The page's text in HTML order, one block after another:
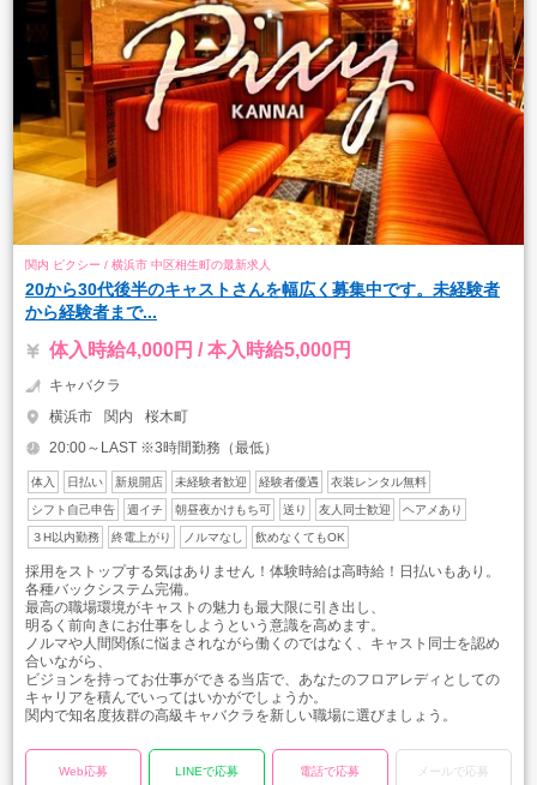
関内 ピクシー / 横浜市 中区相生町の最新求人
20から30代後半のキャストさんを幅広く募集中です。未経験者
から経験者まで...
体入時給4,000円 / 本入時給5,000円
キャバクラ
横浜市
関内
桜木町
20:00～LAST ※3時間勤務（最低）
体入 日払い 新規開店 未経験者歓迎 経験者優遇 衣装レンタル無料
シフト自己申告 週イチ 朝昼夜かけもち可 送り 友人同士歓迎 ヘアメあり
３H以内勤務 終電上がり ノルマなし 飲めなくてもOK
採用をストップする気はありません！体験時給は高時給！日払いもあり。
各種バックシステム完備。
最高の職場環境がキャストの魅力も最大限に引き出し、
明るく前向きにお仕事をしようという意識を高めます。
ノルマや人間関係に悩まされながら働くのではなく、キャスト同士を認め
合いながら、
ビジョンを持ってお仕事ができる当店で、あなたのフロアレディとしての
キャリアを積んでいってはいかがでしょうか。
関内で知名度抜群の高級キャバクラを新しい職場に選びましょう。
Web応募 LINEで応募 電話で応募 メールで応募